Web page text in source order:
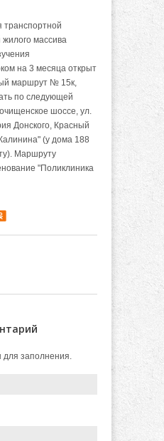
массива
на 3 месяца открыт
маршрут № 15к,
по следующей
шоссе, ул.
Донского, Красный
(у дома 188
Маршруту
"Поликлиника
заполнения.